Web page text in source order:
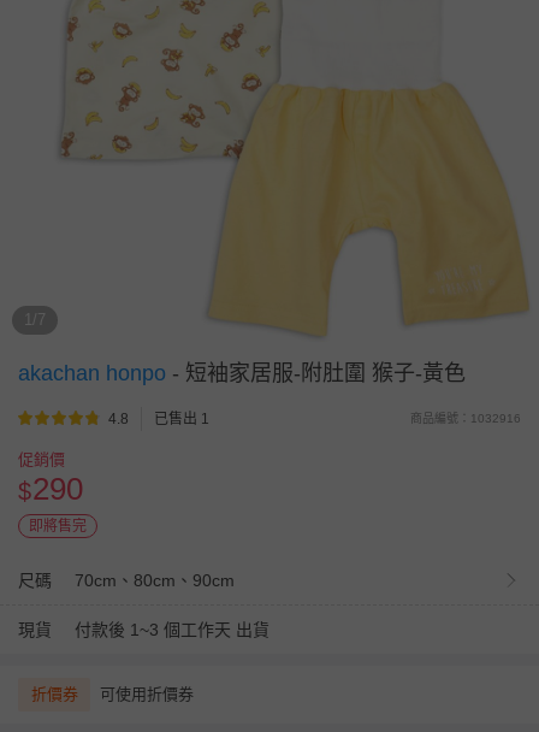
1/7
akachan honpo - 短袖家居服-附肚圍 猴子-黃色
4.8 已售出 1 商品編號：1032916
促銷價
$290
即將售完
尺碼 70cm、80cm、90cm
現貨 付款後 1~3 個工作天 出貨
折價券 可使用折價券